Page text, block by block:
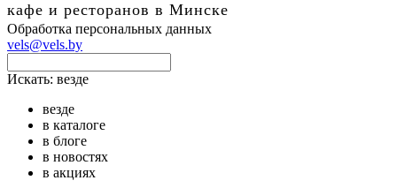
кафе и ресторанов в Минске
Обработка персональных данных
vels@vels.by
Искать: везде
везде
в каталоге
в блоге
в новостях
в акциях